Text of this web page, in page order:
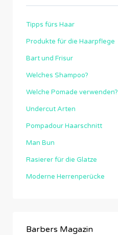
Tipps fürs Haar
Produkte für die Haarpflege
Bart und Frisur
Welches Shampoo?
Welche Pomade verwenden?
Undercut Arten
Pompadour Haarschnitt
Man Bun
Rasierer für die Glatze
Moderne Herrenperücke
Barbers Magazin